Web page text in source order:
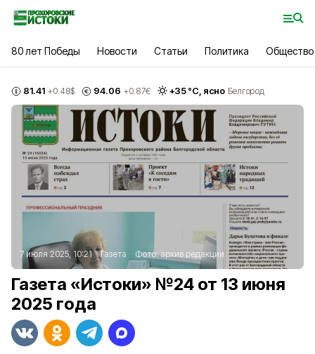
80 лет Победы Новости Статьи Политика Общество
81.41 +0.48$ 94.06 +0.87€ +35°С, ясно Белгород
7 июля 2025, 10:21 Газета Фото:архив редакции
Газета «Истоки» №24 от 13 июня
2025 года